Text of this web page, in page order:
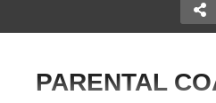
PARENTAL